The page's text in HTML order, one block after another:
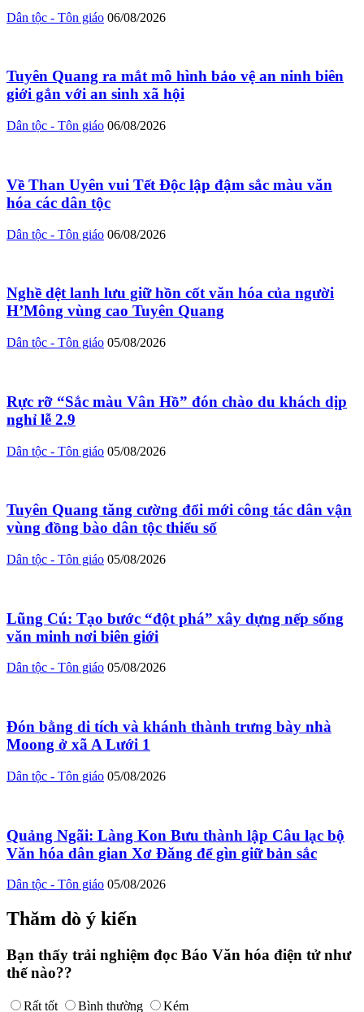
Dân tộc - Tôn giáo 06/08/2026
Tuyên Quang ra mắt mô hình bảo vệ an ninh biên
giới gắn với an sinh xã hội
Dân tộc - Tôn giáo 06/08/2026
Về Than Uyên vui Tết Độc lập đậm sắc màu văn
hóa các dân tộc
Dân tộc - Tôn giáo 06/08/2026
Nghề dệt lanh lưu giữ hồn cốt văn hóa của người
H’Mông vùng cao Tuyên Quang
Dân tộc - Tôn giáo 05/08/2026
Rực rỡ “Sắc màu Vân Hồ” đón chào du khách dịp
nghỉ lễ 2.9
Dân tộc - Tôn giáo 05/08/2026
Tuyên Quang tăng cường đổi mới công tác dân vận
vùng đồng bào dân tộc thiểu số
Dân tộc - Tôn giáo 05/08/2026
Lũng Cú: Tạo bước “đột phá” xây dựng nếp sống
văn minh nơi biên giới
Dân tộc - Tôn giáo 05/08/2026
Đón bằng di tích và khánh thành trưng bày nhà
Moong ở xã A Lưới 1
Dân tộc - Tôn giáo 05/08/2026
Quảng Ngãi: Làng Kon Bưu thành lập Câu lạc bộ
Văn hóa dân gian Xơ Đăng để gìn giữ bản sắc
Dân tộc - Tôn giáo 05/08/2026
Thăm dò ý kiến
Bạn thấy trải nghiệm đọc Báo Văn hóa điện tử như
thế nào??
Rất tốt Bình thường Kém